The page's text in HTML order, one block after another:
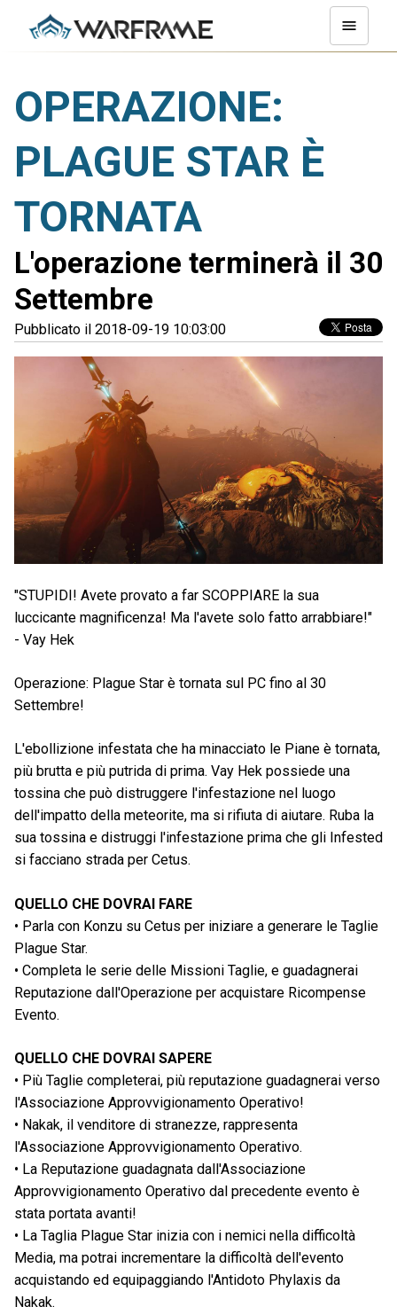
OPERAZIONE:
PLAGUE STAR È
TORNATA
L'operazione terminerà il 30
Settembre
Pubblicato il 2018-09-19 10:03:00
"STUPIDI! Avete provato a far SCOPPIARE la sua
luccicante magnificenza! Ma l'avete solo fatto arrabbiare!"
- Vay Hek
Operazione: Plague Star è tornata sul PC fino al 30
Settembre!
L'ebollizione infestata che ha minacciato le Piane è tornata,
più brutta e più putrida di prima. Vay Hek possiede una
tossina che può distruggere l'infestazione nel luogo
dell'impatto della meteorite, ma si rifiuta di aiutare. Ruba la
sua tossina e distruggi l'infestazione prima che gli Infested
si facciano strada per Cetus.
QUELLO CHE DOVRAI FARE
• Parla con Konzu su Cetus per iniziare a generare le Taglie
Plague Star.
• Completa le serie delle Missioni Taglie, e guadagnerai
Reputazione dall'Operazione per acquistare Ricompense
Evento.
QUELLO CHE DOVRAI SAPERE
• Più Taglie completerai, più reputazione guadagnerai verso
l'Associazione Approvvigionamento Operativo!
• Nakak, il venditore di stranezze, rappresenta
l'Associazione Approvvigionamento Operativo.
• La Reputazione guadagnata dall'Associazione
Approvvigionamento Operativo dal precedente evento è
stata portata avanti!
• La Taglia Plague Star inizia con i nemici nella difficoltà
Media, ma potrai incrementare la difficoltà dell'evento
acquistando ed equipaggiando l'Antidoto Phylaxis da
Nakak.